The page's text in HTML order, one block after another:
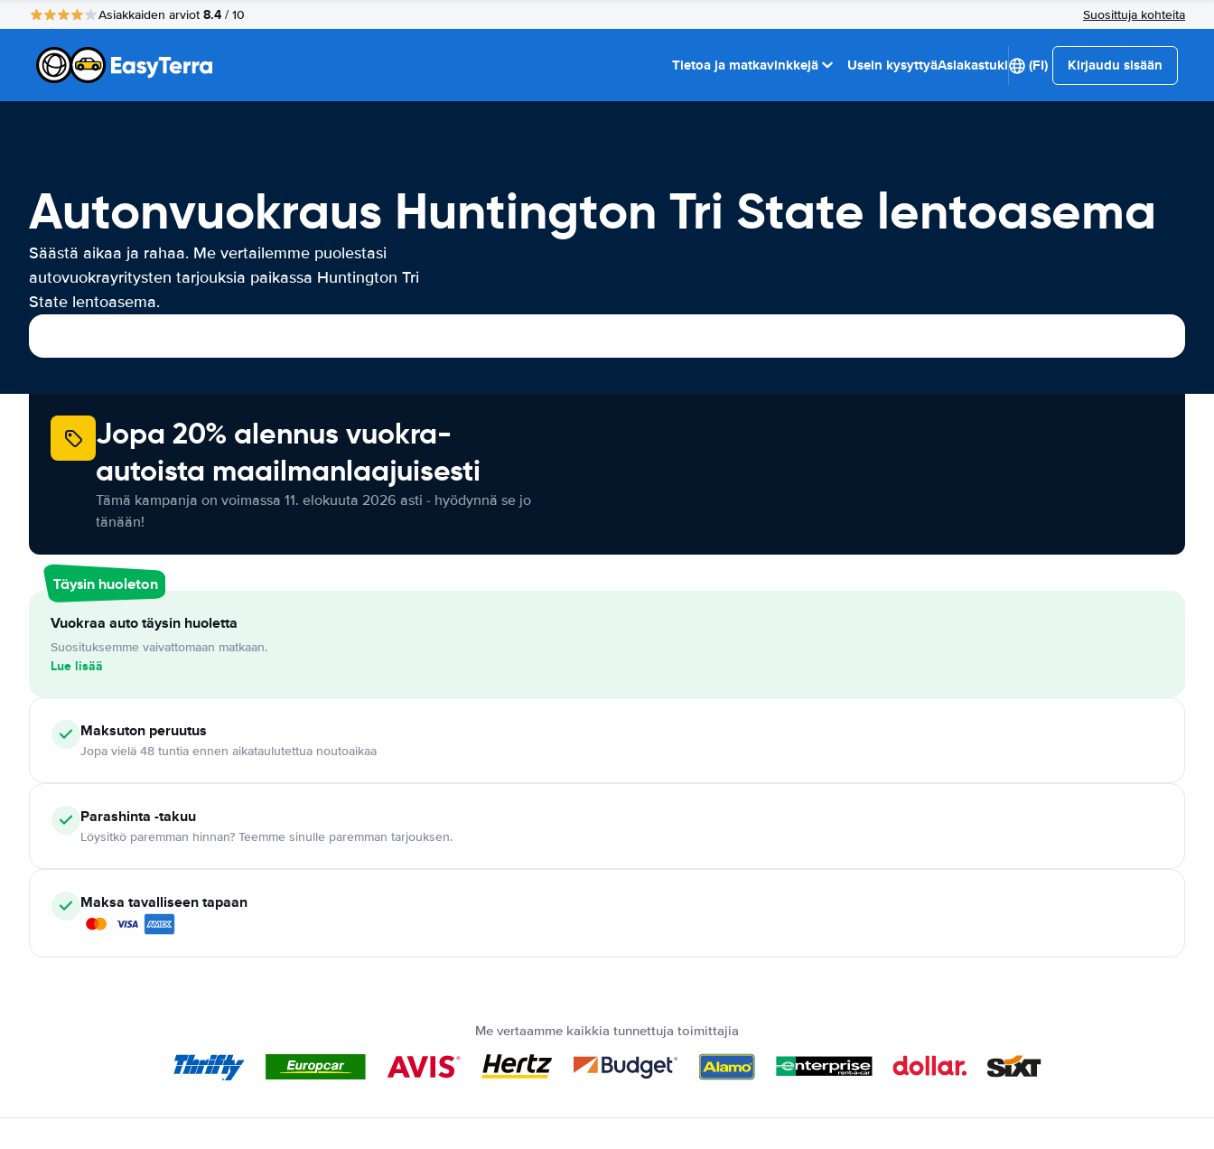
Asiakkaiden arviot 8.4 / 10 Suosittuja kohteita
Tietoa ja matkavinkkejä Usein kysyttyäAsiakastuki (FI) Kirjaudu sisään
Autonvuokraus Huntington Tri State lentoasema
Säästä aikaa ja rahaa. Me vertailemme puolestasi
autovuokrayritysten tarjouksia paikassa Huntington Tri
State lentoasema.
Jopa 20% alennus vuokra-
autoista maailmanlaajuisesti
Tämä kampanja on voimassa 11. elokuuta 2026 asti - hyödynnä se jo
tänään!
Täysin huoleton
Vuokraa auto täysin huoletta
Suosituksemme vaivattomaan matkaan.
Lue lisää
Maksuton peruutus
Jopa vielä 48 tuntia ennen aikataulutettua noutoaikaa
Parashinta -takuu
Löysitkö paremman hinnan? Teemme sinulle paremman tarjouksen.
Maksa tavalliseen tapaan
Me vertaamme kaikkia tunnettuja toimittajia